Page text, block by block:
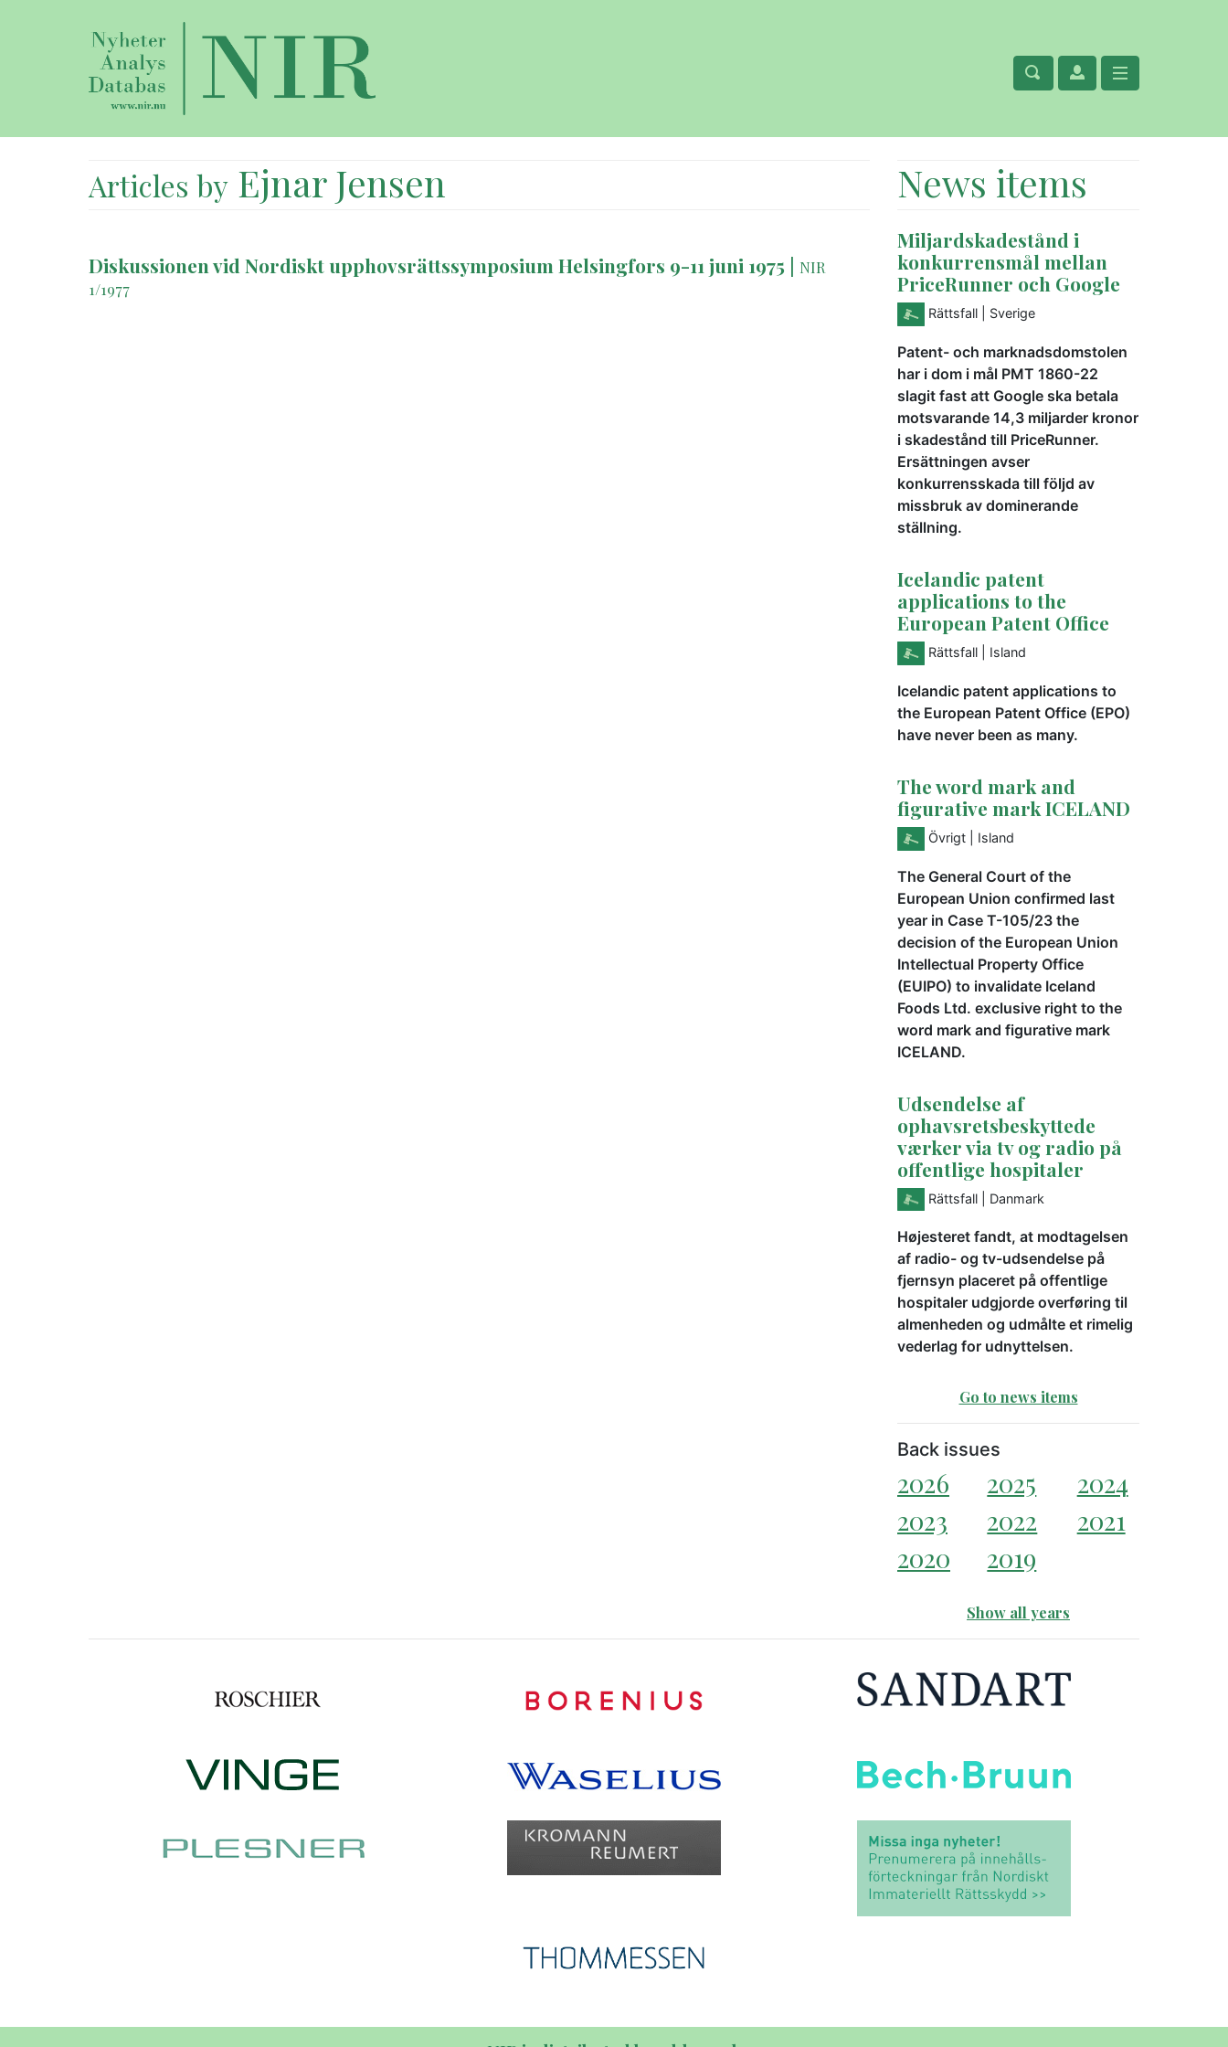
Articles by Ejnar Jensen
Diskussionen vid Nordiskt upphovsrättssymposium Helsingfors 9-11 juni 1975 | NIR
1/1977
News items
Miljardskadestånd i
konkurrensmål mellan
PriceRunner och Google
Rättsfall | Sverige
Patent- och marknadsdomstolen
har i dom i mål PMT 1860-22
slagit fast att Google ska betala
motsvarande 14,3 miljarder kronor
i skadestånd till PriceRunner.
Ersättningen avser
konkurrensskada till följd av
missbruk av dominerande
ställning.
Icelandic patent
applications to the
European Patent Office
Rättsfall | Island
Icelandic patent applications to
the European Patent Office (EPO)
have never been as many.
The word mark and
figurative mark ICELAND
Övrigt | Island
The General Court of the
European Union confirmed last
year in Case T-105/23 the
decision of the European Union
Intellectual Property Office
(EUIPO) to invalidate Iceland
Foods Ltd. exclusive right to the
word mark and figurative mark
ICELAND.
Udsendelse af
ophavsretsbeskyttede
værker via tv og radio på
offentlige hospitaler
Rättsfall | Danmark
Højesteret fandt, at modtagelsen
af radio- og tv-udsendelse på
fjernsyn placeret på offentlige
hospitaler udgjorde overføring til
almenheden og udmålte et rimelig
vederlag for udnyttelsen.
Go to news items
Back issues
2026 2025
2024
2023
2022
2021
2020
2019
Show all years